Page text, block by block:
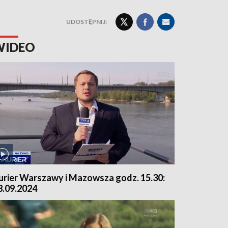
UDOSTĘPNIJ:
Warszawy i Mazowsza godz. 15.30: